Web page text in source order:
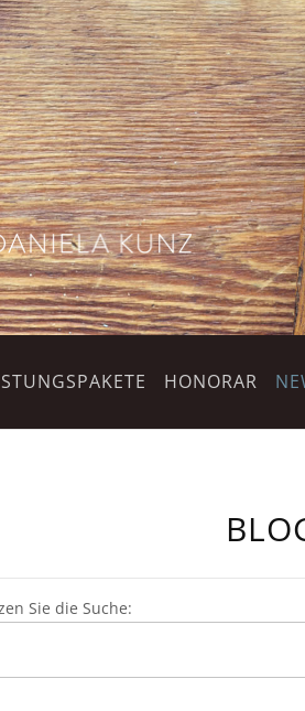
HONORAR
Sie die Suche: